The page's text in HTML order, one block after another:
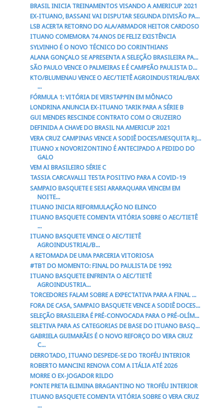
BRASIL INICIA TREINAMENTOS VISANDO A AMERICUP 2021
EX-ITUANO, BASSANI VAI DISPUTAR SEGUNDA DIVISÃO PA...
LSB ACERTA RETORNO DO ALA/ARMADOR HEITOR CARDOSO
ITUANO COMEMORA 74 ANOS DE FELIZ EXISTÊNCIA
SYLVINHO É O NOVO TÉCNICO DO CORINTHIANS
ALANA GONÇALO SE APRESENTA A SELEÇÃO BRASILEIRA PA...
SÃO PAULO VENCE O PALMEIRAS E É CAMPEÃO PAULISTA D...
KTO/BLUMENAU VENCE O AEC/TIETÊ AGROINDUSTRIAL/BAX
...
FÓRMULA 1: VITÓRIA DE VERSTAPPEN EM MÔNACO
LONDRINA ANUNCIA EX-ITUANO TARIK PARA A SÉRIE B
GUI MENDES RESCINDE CONTRATO COM O CRUZEIRO
DEFINIDA A CHAVE DO BRASIL NA AMERICUP 2021
VERA CRUZ CAMPINAS VENCE A SODIÊ DOCES/MESQUITA RJ...
ITUANO x NOVORIZONTINO É ANTECIPADO A PEDIDO DO
GALO
VEM AI BRASILEIRO SÉRIE C
TASSIA CARCAVALLI TESTA POSITIVO PARA A COVID-19
SAMPAIO BASQUETE E SESI ARARAQUARA VENCEM EM
NOITE...
ITUANO INICIA REFORMULAÇÃO NO ELENCO
ITUANO BASQUETE COMENTA VITÓRIA SOBRE O AEC/TIETÊ
...
ITUANO BASQUETE VENCE O AEC/TIETÊ
AGROINDUSTRIAL/B...
A RETOMADA DE UMA PARCERIA VITORIOSA
#TBT DO MOMENTO: FINAL DO PAULISTA DE 1992
ITUANO BASQUETE ENFRENTA O AEC/TIETÊ
AGROINDUSTRIA...
TORCEDORES FALAM SOBRE A EXPECTATIVA PARA A FINAL ...
FORA DE CASA, SAMPAIO BASQUETE VENCE A SODIÊ DOCES...
SELEÇÃO BRASILEIRA É PRÉ-CONVOCADA PARA O PRÉ-OLÍM...
SELETIVA PARA AS CATEGORIAS DE BASE DO ITUANO BASQ...
GABRIELA GUIMARÃES É O NOVO REFORÇO DO VERA CRUZ
C...
DERROTADO, ITUANO DESPEDE-SE DO TROFÉU INTERIOR
ROBERTO MANCINI RENOVA COM A ITÁLIA ATÉ 2026
MORRE O EX-JOGADOR RILDO
PONTE PRETA ELIMINA BRAGANTINO NO TROFÉU INTERIOR
ITUANO BASQUETE COMENTA VITÓRIA SOBRE O VERA CRUZ
...